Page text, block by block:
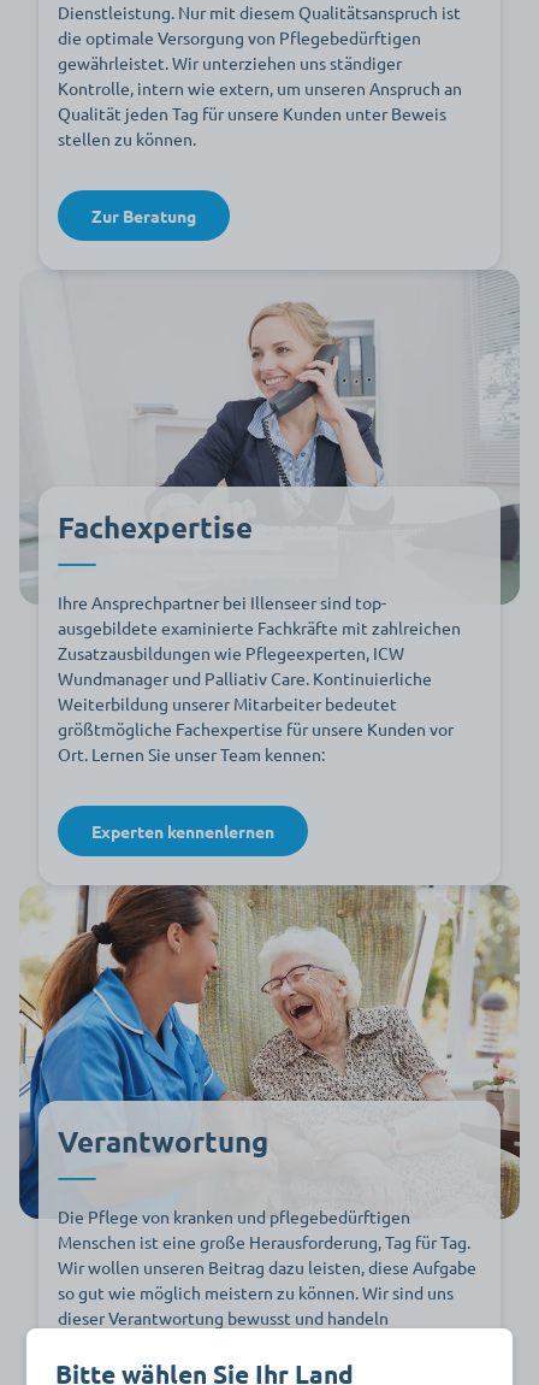
Dienstleistung. Nur mit diesem Qualitätsanspruch ist
die optimale Versorgung von Pflegebedürftigen
gewährleistet. Wir unterziehen uns ständiger
Kontrolle, intern wie extern, um unseren Anspruch an
Qualität jeden Tag für unsere Kunden unter Beweis
stellen zu können.
Zur Beratung
Fachexpertise
Ihre Ansprechpartner bei Illenseer sind top-
ausgebildete examinierte Fachkräfte mit zahlreichen
Zusatzausbildungen wie Pflegeexperten, ICW
Wundmanager und Palliativ Care. Kontinuierliche
Weiterbildung unserer Mitarbeiter bedeutet
größtmögliche Fachexpertise für unsere Kunden vor
Ort. Lernen Sie unser Team kennen:
Experten kennenlernen
Verantwortung
Die Pflege von kranken und pflegebedürftigen
Menschen ist eine große Herausforderung, Tag für Tag.
Wir wollen unseren Beitrag dazu leisten, diese Aufgabe
so gut wie möglich meistern zu können. Wir sind uns
dieser Verantwortung bewusst und handeln
Bitte wählen Sie Ihr Land